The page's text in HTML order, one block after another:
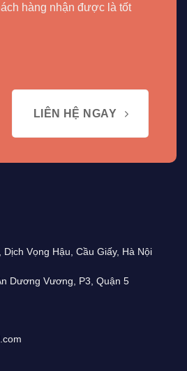
hàng nhận được là tốt
LIÊN HỆ NGAY
Vọng Hậu, Cầu Giấy, Hà Nội
Dương Vương, P3, Quận 5